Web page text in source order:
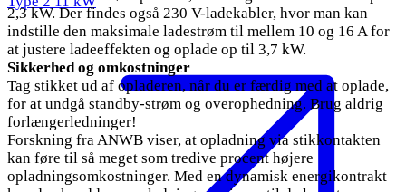
2,3 kW. Der findes også 230 V-ladekabler, hvor man kan
indstille den maksimale ladestrøm til mellem 10 og 16 A for
at justere ladeeffekten og oplade op til 3,7 kW.
Sikkerhed og omkostninger
Tag stikket ud af opladeren, når du er færdig med at oplade,
for at undgå standby-strøm og overophedning. Brug aldrig
forlængerledninger!
Forskning fra ANWB viser, at opladning via stikkontakten
kan føre til så meget som tredive procent højere
opladningsomkostninger. Med en dynamisk energikontrakt